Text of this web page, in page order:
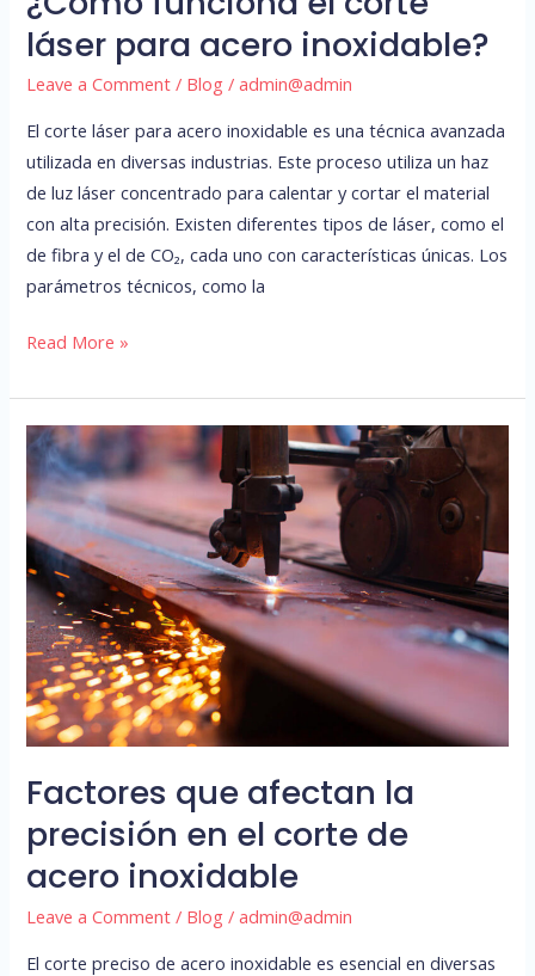
láser para acero inoxidable?
Leave a Comment / Blog /admin@admin
El corte láser para acero inoxidable es una técnica avanzada
utilizada en diversas industrias. Este proceso utiliza un haz
de luz láser concentrado para calentar y cortar el material
con alta precisión. Existen diferentes tipos de láser, como el
de fibra y el de CO₂, cada uno con características únicas. Los
parámetros técnicos, como la
Read More »
Factores que afectan la
precisión en el corte de
acero inoxidable
Leave a Comment / Blog /admin@admin
El corte preciso de acero inoxidable es esencial en diversas
Factores
que
afectan
la
precisión
en
el
corte
de
acero
inoxidable